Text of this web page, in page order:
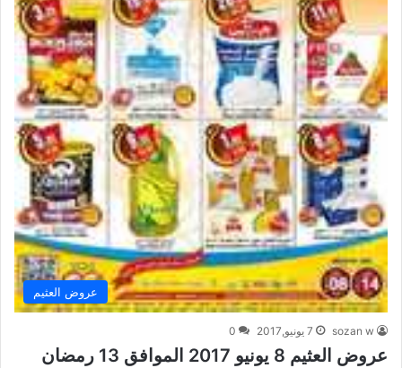
عروض العثيم
sozan w 7 يونيو,2017 0
عروض العثيم 8 يونيو 2017 الموافق 13 رمضان